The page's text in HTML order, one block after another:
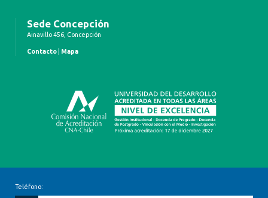
Sede Concepción
Ainavillo 456, Concepción
Contacto Mapa
Teléfono: